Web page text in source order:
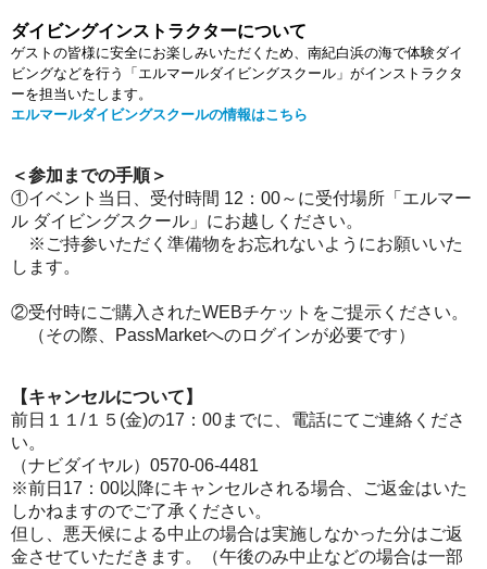
ダイビングインストラクターについて
ゲストの皆様に安全にお楽しみいただくため、南紀白浜の海で体験ダイ
ビングなどを行う「エルマールダイビングスクール」がインストラクタ
ーを担当いたします。
エルマールダイビングスクールの情報はこちら
＜参加までの手順＞
①イベント当日、受付時間 12：00～に受付場所「エルマー
ル ダイビングスクール」にお越しください。
※ご持参いただく準備物をお忘れないようにお願いいた
します。
②受付時にご購入されたWEBチケットをご提示ください。
（その際、PassMarketへのログインが必要です）
【キャンセルについて】
前日１１/１５(金)の17：00までに、電話にてご連絡くださ
い。
（ナビダイヤル）0570-06-4481
※前日17：00以降にキャンセルされる場合、ご返金はいた
しかねますのでご了承ください。
但し、悪天候による中止の場合は実施しなかった分はご返
金させていただきます。（午後のみ中止などの場合は一部